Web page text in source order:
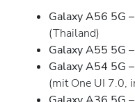
Galaxy A56 5G –
(Thailand)
Galaxy A55 5G –
Galaxy A54 5G –
(mit One UI 7.0,